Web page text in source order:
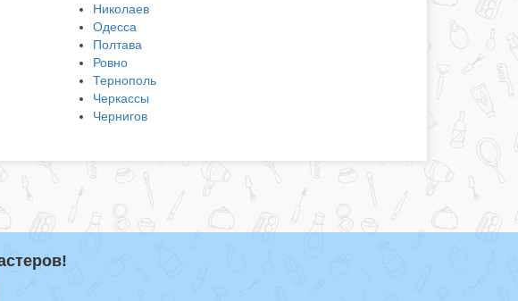
Николаев
Одесса
Полтава
Ровно
Тернополь
Черкассы
Чернигов